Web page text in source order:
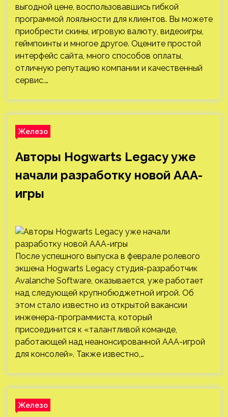
выгодной цене, воспользовавшись гибкой
программой лояльности для клиентов. Вы можете
приобрести скины, игровую валюту, видеоигры,
геймпоинты и многое другое. Оцените простой
интерфейс сайта, много способов оплаты,
отличную репутацию компании и качественный
сервис.…
Железо
Авторы Hogwarts Legacy уже
начали разработку новой ААА-
игры
После успешного выпуска в феврале ролевого
экшена Hogwarts Legacy студия-разработчик
Avalanche Software, оказывается, уже работает
над следующей крупнобюджетной игрой. Об
этом стало известно из открытой вакансии
инженера-программиста, который
присоединится к «талантливой команде,
работающей над неанонсированной ААА-игрой
для консолей». Также известно,…
Железо